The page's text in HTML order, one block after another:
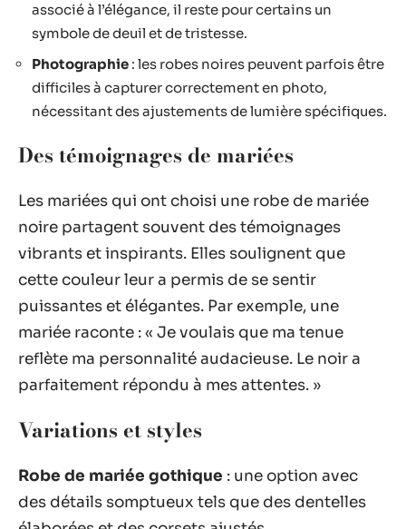
associé à l’élégance, il reste pour certains un
symbole de deuil et de tristesse.
Photographie : les robes noires peuvent parfois être
difficiles à capturer correctement en photo,
nécessitant des ajustements de lumière spécifiques.
Des témoignages de mariées
Les mariées qui ont choisi une robe de mariée
noire partagent souvent des témoignages
vibrants et inspirants. Elles soulignent que
cette couleur leur a permis de se sentir
puissantes et élégantes. Par exemple, une
mariée raconte : « Je voulais que ma tenue
reflète ma personnalité audacieuse. Le noir a
parfaitement répondu à mes attentes. »
Variations et styles
Robe de mariée gothique : une option avec
des détails somptueux tels que des dentelles